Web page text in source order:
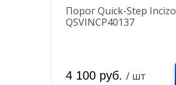
Порог Quick-Step Incizo
QSVINCP40137
4 100 руб. / шт